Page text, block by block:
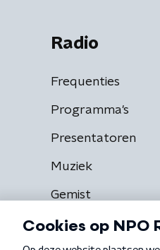
Radio
Frequenties
Programma's
Presentatoren
Muziek
Gemist